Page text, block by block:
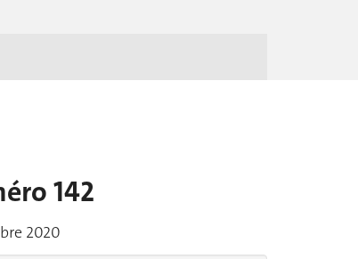
142
2020